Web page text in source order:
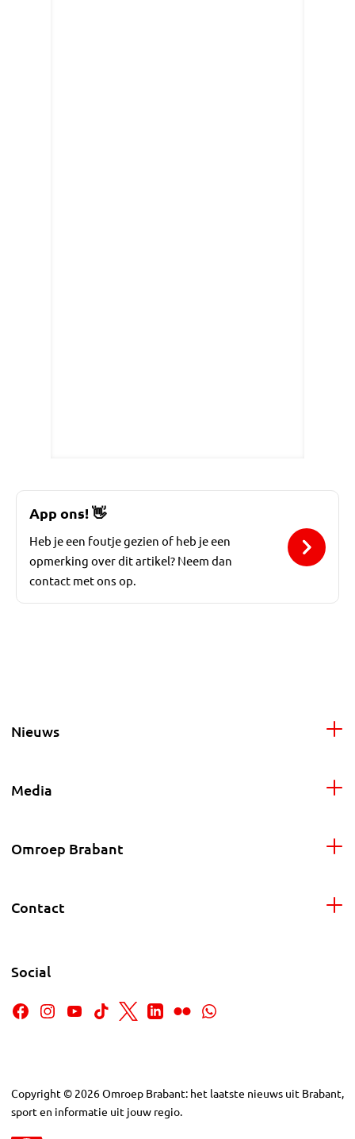
App ons!👋
Heb je een foutje gezien of heb je een
opmerking over dit artikel? Neem dan
contact met ons op.
Nieuws
Media
Omroep Brabant
Contact
Social
Copyright © 2026Omroep Brabant: het laatste nieuws uit Brabant,
sport en informatie uit jouw regio.